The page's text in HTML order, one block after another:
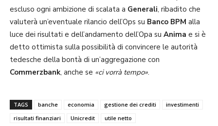
escluso ogni ambizione di scalata a Generali, ribadito che
valuterà un’eventuale rilancio dell’Ops su Banco BPM alla
luce dei risultati e dell’andamento dell’Opa su Anima e si è
detto ottimista sulla possibilità di convincere le autorità
tedesche della bontà di un’aggregazione con
Commerzbank, anche se «ci vorrà tempo».
TAGS banche economia gestione dei crediti
investimenti
risultati finanziari
Unicredit utile netto